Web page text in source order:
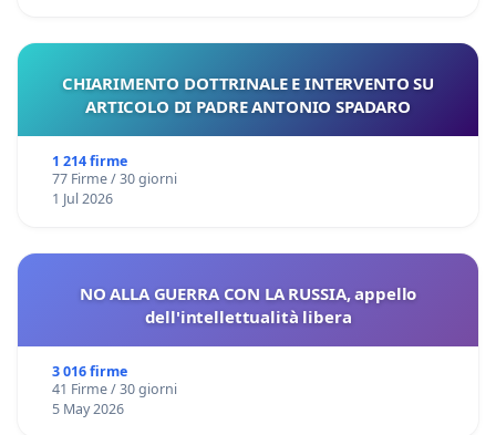
CHIARIMENTO DOTTRINALE E INTERVENTO SU
ARTICOLO DI PADRE ANTONIO SPADARO
1 214 firme
77 Firme / 30 giorni
1 Jul 2026
NO ALLA GUERRA CON LA RUSSIA, appello
dell'intellettualità libera
3 016 firme
41 Firme / 30 giorni
5 May 2026